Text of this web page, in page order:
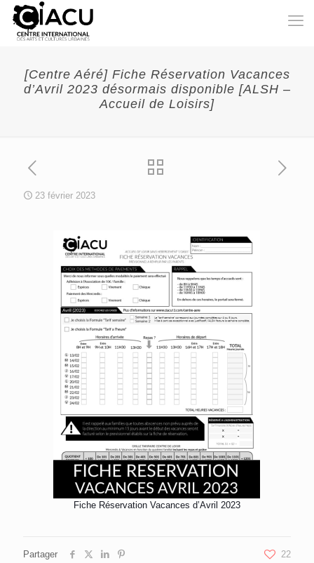
[Centre Aéré] Fiche Réservation Vacances
d’Avril 2023 désormais disponible [ALSH –
Accueil de Loisirs]
23 février 2023
Fiche Réservation Vacances d’Avril 2023
Partager 22